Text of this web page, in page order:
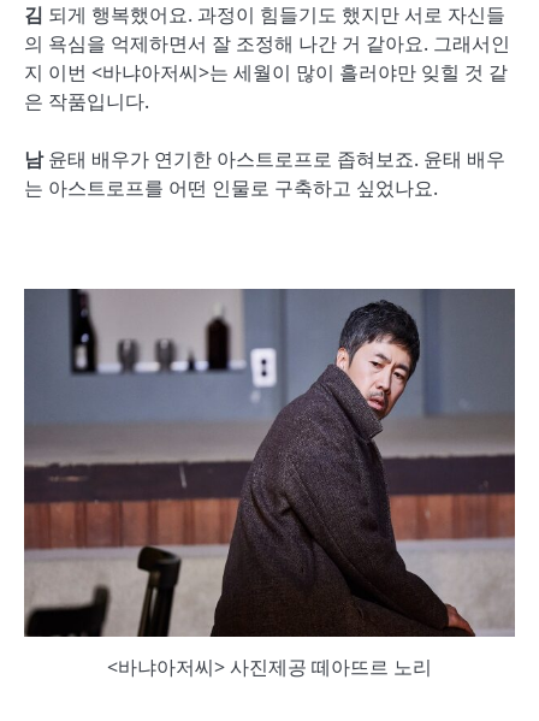
김 되게 행복했어요. 과정이 힘들기도 했지만 서로 자신들
의 욕심을 억제하면서 잘 조정해 나간 거 같아요. 그래서인
지 이번 <바냐아저씨>는 세월이 많이 흘러야만 잊힐 것 같
은 작품입니다.
남윤태 배우가 연기한 아스트로프로 좁혀보죠. 윤태 배우
는 아스트로프를 어떤 인물로 구축하고 싶었나요.
<바냐아저씨> 사진제공 떼아뜨르 노리